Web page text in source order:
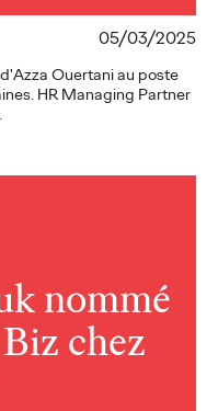
05/03/2025
Ouertani au poste
HR Managing Partner
nommé
chez